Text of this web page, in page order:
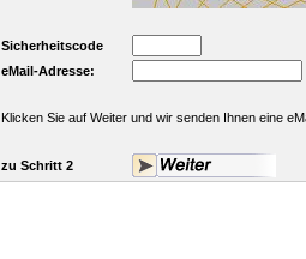
Sicherheitscode
eMail-Adresse:
Klicken Sie auf Weiter und wir senden Ihnen eine
zu Schritt 2